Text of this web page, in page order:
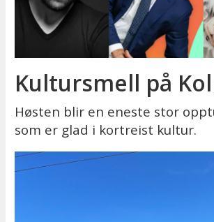
Kultursmell på
Høsten blir en eneste stor
som er glad i kortreist kultur.